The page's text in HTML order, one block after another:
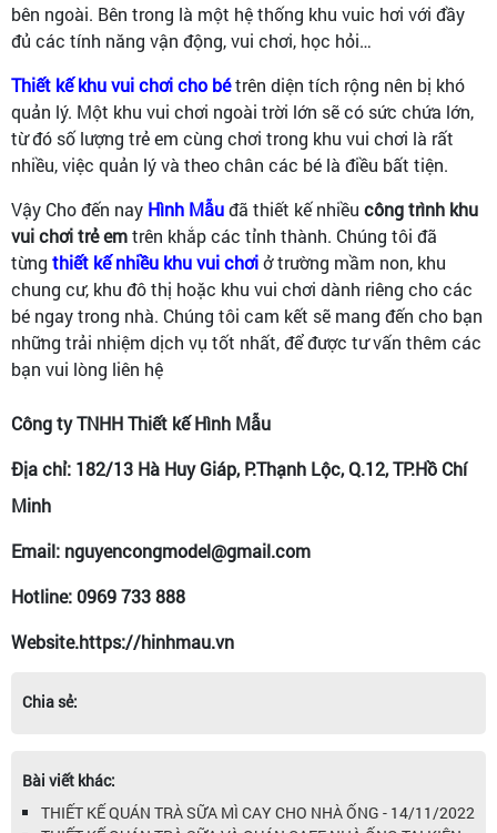
bên ngoài. Bên trong là một hệ thống khu vuic hơi với đầy
đủ các tính năng vận động, vui chơi, học hỏi…
Thiết kế khu vui chơi cho bétrên diện tích rộng nên bị khó
quản lý. Một khu vui chơi ngoài trời lớn sẽ có sức chứa lớn,
từ đó số lượng trẻ em cùng chơi trong khu vui chơi là rất
nhiều, việc quản lý và theo chân các bé là điều bất tiện.
Vậy Cho đến nay Hình Mẫuđã thiết kế nhiều công trình khu
vui chơi trẻ emtrên khắp các tỉnh thành. Chúng tôi đã
từng thiết kế nhiều khu vui chơiở trường mầm non, khu
chung cư, khu đô thị hoặc khu vui chơi dành riêng cho các
bé ngay trong nhà. Chúng tôi cam kết sẽ mang đến cho bạn
những trải nhiệm dịch vụ tốt nhất, để được tư vấn thêm các
bạn vui lòng liên hệ
Công ty TNHH Thiết kế Hình Mẫu
Địa chỉ: 182/13 Hà Huy Giáp, P.Thạnh Lộc, Q.12, TP.Hồ Chí
Minh
Email: nguyencongmodel@gmail.com
Hotline: 0969 733 888
Website.https://hinhmau.vn
Chia sẻ:
Bài viết khác:
THIẾT KẾ QUÁN TRÀ SỮA MÌ CAY CHO NHÀ ỐNG - 14/11/2022